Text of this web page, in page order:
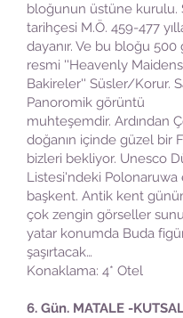
bloğunun üstüne kurulu.
tarihçesi M.Ö. 459-477
dayanır. Ve bu bloğu 500
resmi ''Heavenly
Bakireler'' Süsler/Korur.
Panoromik görüntü
muhteşemdir. Ardından
doğanın içinde güzel bir
bizleri bekliyor. Unesco
Listesi'ndeki Polonaruwa
başkent. Antik kent
çok zengin görseller
yatar konumda Buda
şaşırtacak…
Konaklama: 4* Otel
6. Gün. MATALE -